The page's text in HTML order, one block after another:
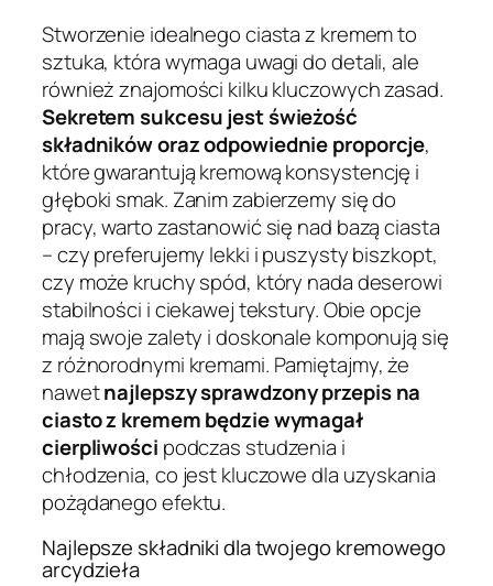
Stworzenie idealnego ciasta z kremem to
sztuka, która wymaga uwagi do detali, ale
również znajomości kilku kluczowych zasad.
Sekretem sukcesu jest świeżość
składników oraz odpowiednie proporcje,
które gwarantują kremową konsystencję i
głęboki smak. Zanim zabierzemy się do
pracy, warto zastanowić się nad bazą ciasta
– czy preferujemy lekki i puszysty biszkopt,
czy może kruchy spód, który nada deserowi
stabilności i ciekawej tekstury. Obie opcje
mają swoje zalety i doskonale komponują się
z różnorodnymi kremami. Pamiętajmy, że
nawetnajlepszy sprawdzony przepis na
ciasto z kremem będzie wymagał
cierpliwości podczas studzenia i
chłodzenia, co jest kluczowe dla uzyskania
pożądanego efektu.
Najlepsze składniki dla twojego kremowego
arcydzieła